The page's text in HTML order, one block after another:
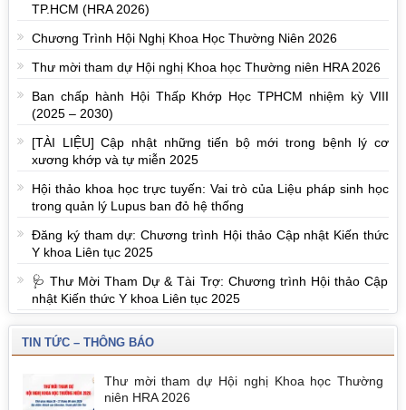
TP.HCM (HRA 2026)
Chương Trình Hội Nghị Khoa Học Thường Niên 2026
Thư mời tham dự Hội nghị Khoa học Thường niên HRA 2026
Ban chấp hành Hội Thấp Khớp Học TPHCM nhiệm kỳ VIII
(2025 – 2030)
[TÀI LIỆU] Cập nhật những tiến bộ mới trong bệnh lý cơ
xương khớp và tự miễn 2025
Hội thảo khoa học trực tuyến: Vai trò của Liệu pháp sinh học
trong quản lý Lupus ban đỏ hệ thống
Đăng ký tham dự: Chương trình Hội thảo Cập nhật Kiến thức
Y khoa Liên tục 2025
🩺 Thư Mời Tham Dự & Tài Trợ: Chương trình Hội thảo Cập
nhật Kiến thức Y khoa Liên tục 2025
TIN TỨC – THÔNG BÁO
Thư mời tham dự Hội nghị Khoa học Thường
niên HRA 2026